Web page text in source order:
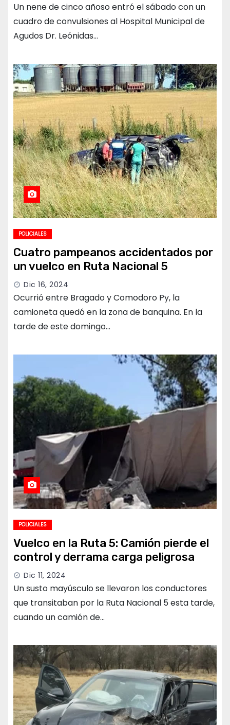
Un nene de cinco añoso entró el sábado con un
cuadro de convulsiones al Hospital Municipal de
Agudos Dr. Leónidas…
POLICIALES
Cuatro pampeanos accidentados por
un vuelco en Ruta Nacional 5
Dic 16, 2024
Ocurrió entre Bragado y Comodoro Py, la
camioneta quedó en la zona de banquina. En la
tarde de este domingo…
POLICIALES
Vuelco en la Ruta 5: Camión pierde el
control y derrama carga peligrosa
Dic 11, 2024
Un susto mayúsculo se llevaron los conductores
que transitaban por la Ruta Nacional 5 esta tarde,
cuando un camión de…